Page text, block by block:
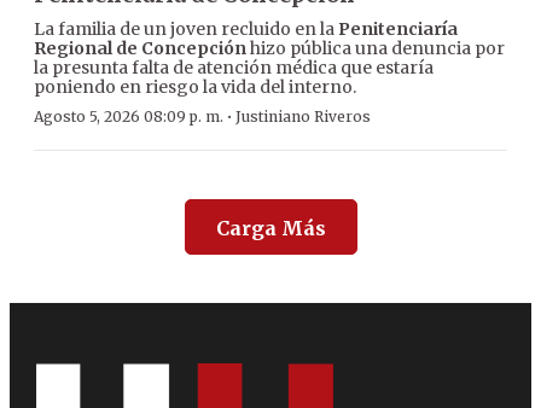
La familia de un joven recluido en la Penitenciaría
Regional de Concepciónhizo pública una denuncia por
la presunta falta de atención médica que estaría
poniendo en riesgo la vida del interno.
Agosto 5, 2026 08:09 p. m. · Justiniano Riveros
Carga Más